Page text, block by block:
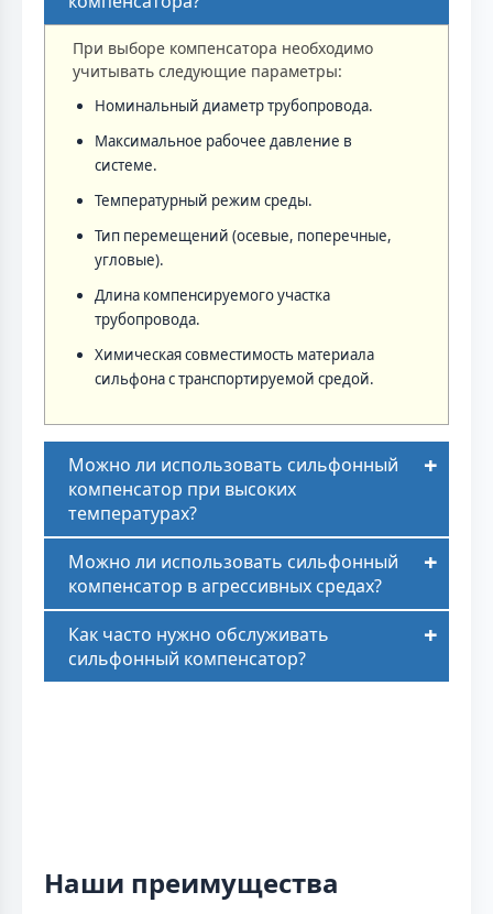
При выборе компенсатора необходимо
учитывать следующие параметры:
Номинальный диаметр трубопровода.
Максимальное рабочее давление в
системе.
Температурный режим среды.
Тип перемещений (осевые, поперечные,
угловые).
Длина компенсируемого участка
трубопровода.
Химическая совместимость материала
сильфона с транспортируемой средой.
Можно ли использовать сильфонный
компенсатор при высоких
температурах?
Можно ли использовать сильфонный
компенсатор в агрессивных средах?
Как часто нужно обслуживать
сильфонный компенсатор?
Наши преимущества